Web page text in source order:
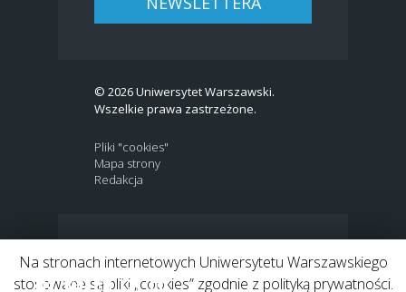
© 2026 Uniwersytet Warszawski.
Wszelkie prawa zastrzeżone.
Pliki "cookies"
Mapa strony
Redakcja
Link do profilu Facebook
Link to Twitter profile
Link do kanału Youtube
Link do profilu Instagram
Link do profilu LinkedIn
Na stronach internetowych Uniwersytetu Warszawskiego
stosowane są pliki „cookies” zgodnie z polityką prywatności.